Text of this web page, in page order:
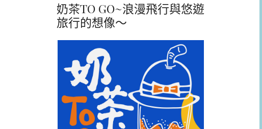
奶茶TO GO~浪漫飛行與悠遊
旅行的想像～